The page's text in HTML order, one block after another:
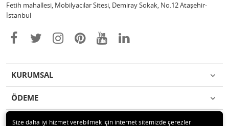
Fetih mahallesi, Mobilyacılar Sitesi, Demiray Sokak, No.12 Ataşehir-
İstanbul
KURUMSAL
ÖDEME
İLETİŞİM
Size daha iyi hizmet verebilmek için internet sitemizde çerezler